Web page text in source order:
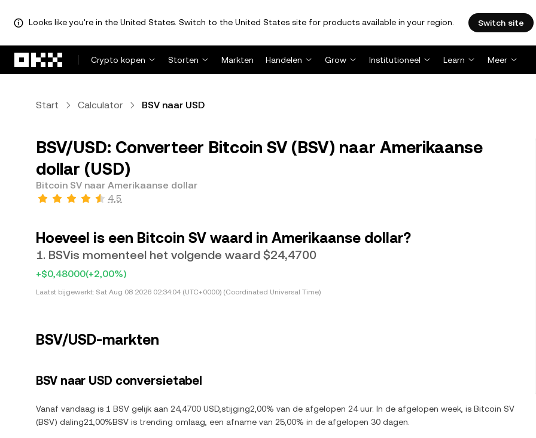
Looks like you're in the United States. Switch to the United States site for products available in your region. Switch site
Crypto kopen
Storten Markten Handelen Grow Institutioneel Learn Meer
Start Calculator BSV naar USD
BSV/USD: Converteer Bitcoin SV (BSV) naar Amerikaanse
dollar (USD)
Bitcoin SV naar Amerikaanse dollar
4,5
Hoeveel is een Bitcoin SV waard in Amerikaanse dollar?
1. BSVis momenteel het volgende waard $24,4700
+$0,48000(+2,00%)
Laatst bijgewerkt: Sat Aug 08 2026 02:34:04 (UTC+0000) (Coordinated Universal Time)
BSV/USD-markten
BSV naar USD conversietabel
Vanaf vandaag is 1 BSV gelijk aan 24,4700 USD,stijging2,00% van de afgelopen 24 uur. In de afgelopen week, is Bitcoin SV
(BSV) daling21,00%BSV is trending omlaag, een afname van 25,00% in de afgelopen 30 dagen.